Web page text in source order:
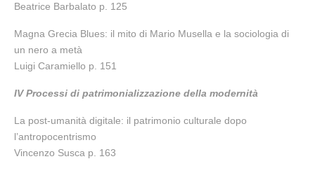
Beatrice Barbalato p. 125
Magna Grecia Blues: il mito di Mario Musella e la sociologia di
un nero a metà
Luigi Caramiello p. 151
IV Processi di patrimonializzazione della modernità
La post-umanità digitale: il patrimonio culturale dopo
l’antropocentrismo
Vincenzo Susca p. 163